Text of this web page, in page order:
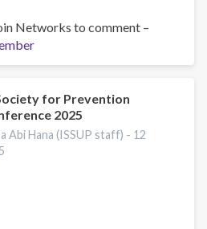
Networks to comment –
for Prevention
2025
Abi Hana (ISSUP staff) - 12